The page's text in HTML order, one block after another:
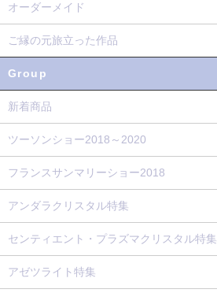
オーダーメイド
ご縁の元旅立った作品
Group
新着商品
ツーソンショー2018～2020
フランスサンマリーショー2018
アンダラクリスタル特集
センティエント・プラズマクリスタル特集
アゼツライト特集